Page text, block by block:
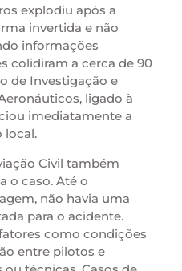
explodiu após a
invertida e não
informações
colidiram a cerca de 90
de Investigação e
ligado à
imediatamente a
local.
Civil também
o caso. Até o
não havia uma
para o acidente.
como condições
entre pilotos e